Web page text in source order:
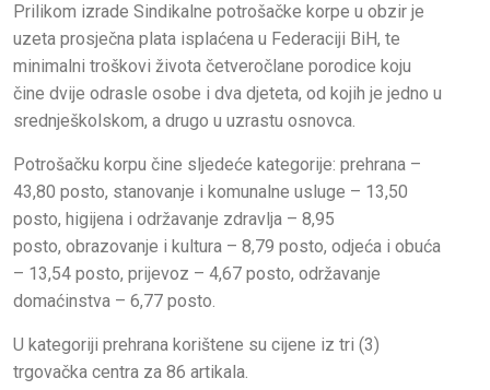
Prilikom izrade Sindikalne potrošačke korpe u obzir je
uzeta prosječna plata isplaćena u Federaciji BiH, te
minimalni troškovi života četveročlane porodice koju
čine dvije odrasle osobe i dva djeteta, od kojih je jedno u
srednješkolskom, a drugo u uzrastu osnovca.
Potrošačku korpu čine sljedeće kategorije: prehrana –
43,80 posto, stanovanje i komunalne usluge – 13,50
posto, higijena i održavanje zdravlja – 8,95
posto, obrazovanje i kultura – 8,79 posto, odjeća i obuća
– 13,54 posto, prijevoz – 4,67 posto, održavanje
domaćinstva – 6,77 posto.
U kategoriji prehrana korištene su cijene iz tri (3)
trgovačka centra za 86 artikala.